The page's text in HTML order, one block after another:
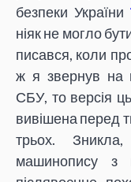
безпеки України
ніяк не могло
писався, коли
ж я звернув на
СБУ, то версія
вивішена перед
трьох.
машинопису з